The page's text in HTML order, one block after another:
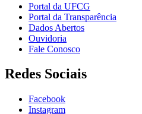
Portal da UFCG
Portal da Transparência
Dados Abertos
Ouvidoria
Fale Conosco
Redes Sociais
Facebook
Instagram